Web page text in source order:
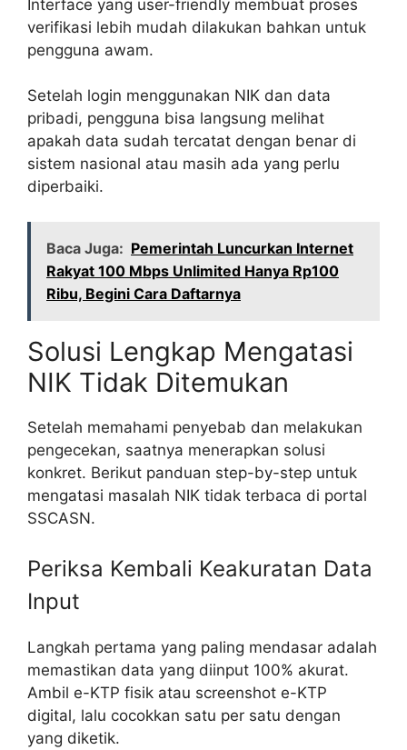
Interface yang user-friendly membuat proses
verifikasi lebih mudah dilakukan bahkan untuk
pengguna awam.
Setelah login menggunakan NIK dan data
pribadi, pengguna bisa langsung melihat
apakah data sudah tercatat dengan benar di
sistem nasional atau masih ada yang perlu
diperbaiki.
Baca Juga: Pemerintah Luncurkan Internet
Rakyat 100 Mbps Unlimited Hanya Rp100
Ribu, Begini Cara Daftarnya
Solusi Lengkap Mengatasi
NIK Tidak Ditemukan
Setelah memahami penyebab dan melakukan
pengecekan, saatnya menerapkan solusi
konkret. Berikut panduan step-by-step untuk
mengatasi masalah NIK tidak terbaca di portal
SSCASN.
Periksa Kembali Keakuratan Data
Input
Langkah pertama yang paling mendasar adalah
memastikan data yang diinput 100% akurat.
Ambil e-KTP fisik atau screenshot e-KTP
digital, lalu cocokkan satu per satu dengan
yang diketik.